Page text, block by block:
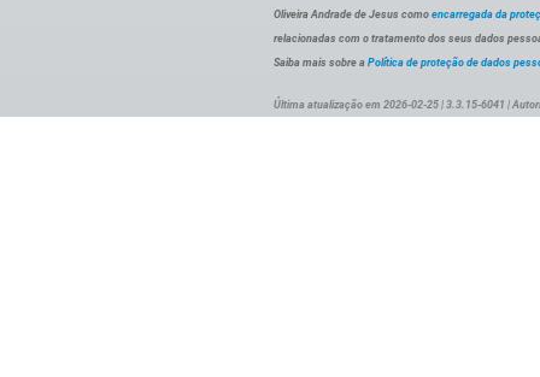
Oliveira Andrade de Jesus como encarregada da
relacionadas com o tratamento dos seus dados
Saiba mais sobre a Política de proteção de dados
Última atualização em 2026-02-25 | 3.3.15-6041 |